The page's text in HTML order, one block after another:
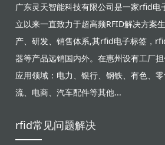
广东灵天智能科技有限公司是一家rfid电
立以来一直致力于超高频RFID解决方案
产、研发、销售体系,其rfid电子标签，
器等产品远销国内外。在惠州设有工厂
应用领域：电力、银行、钢铁、有色、
流、电商、汽车配件等其他...
rfid常见问题解决